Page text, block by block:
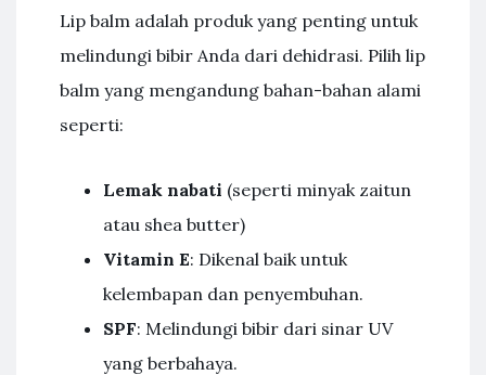
Lip balm adalah produk yang penting untuk
melindungi bibir Anda dari dehidrasi. Pilih lip
balm yang mengandung bahan-bahan alami
seperti:
Lemak nabati (seperti minyak zaitun
atau shea butter)
Vitamin E: Dikenal baik untuk
kelembapan dan penyembuhan.
SPF: Melindungi bibir dari sinar UV
yang berbahaya.